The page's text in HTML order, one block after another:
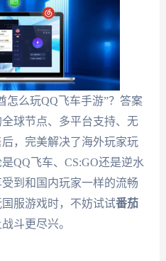
么玩QQ飞车手游”？答案
球节点、多平台支持、无
，完美解决了海外玩家玩
QQ飞车、CS:GO还是逆水
到和国内玩家一样的流畅
服游戏时，不妨试试番茄
斗更尽兴。